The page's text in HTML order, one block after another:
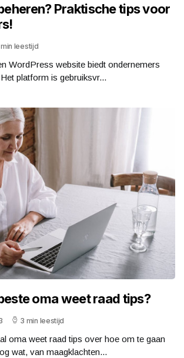
Praktische tips voor
min leestijd
WordPress website biedt ondernemers
platform is gebruiksvr...
oma weet raad tips?
3 min leestijd
oma weet raad tips over hoe om te gaan
wat, van maagklachten...